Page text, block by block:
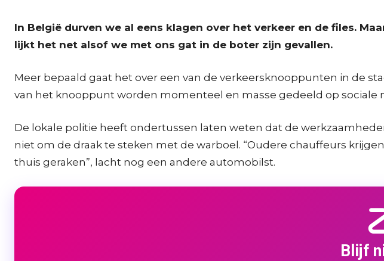
In België durven we al eens klagen over het verkeer en de files.
lijkt het net alsof we met ons gat in de boter zijn gevallen.
Meer bepaald gaat het over een van de verkeersknooppunten in de
van het knooppunt worden momenteel en masse gedeeld op sociale
De lokale politie heeft ondertussen laten weten dat de
niet om de draak te steken met de warboel. “Oudere chauffeurs
thuis geraken”, lacht nog een andere automobilst.
Blijf